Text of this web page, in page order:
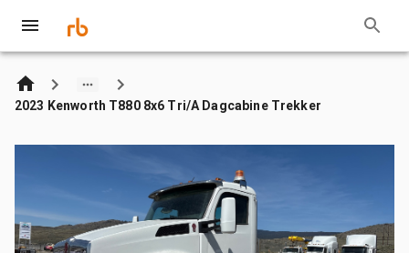
2023 Kenworth T880 8x6 Tri/A Dagcabine Trekker